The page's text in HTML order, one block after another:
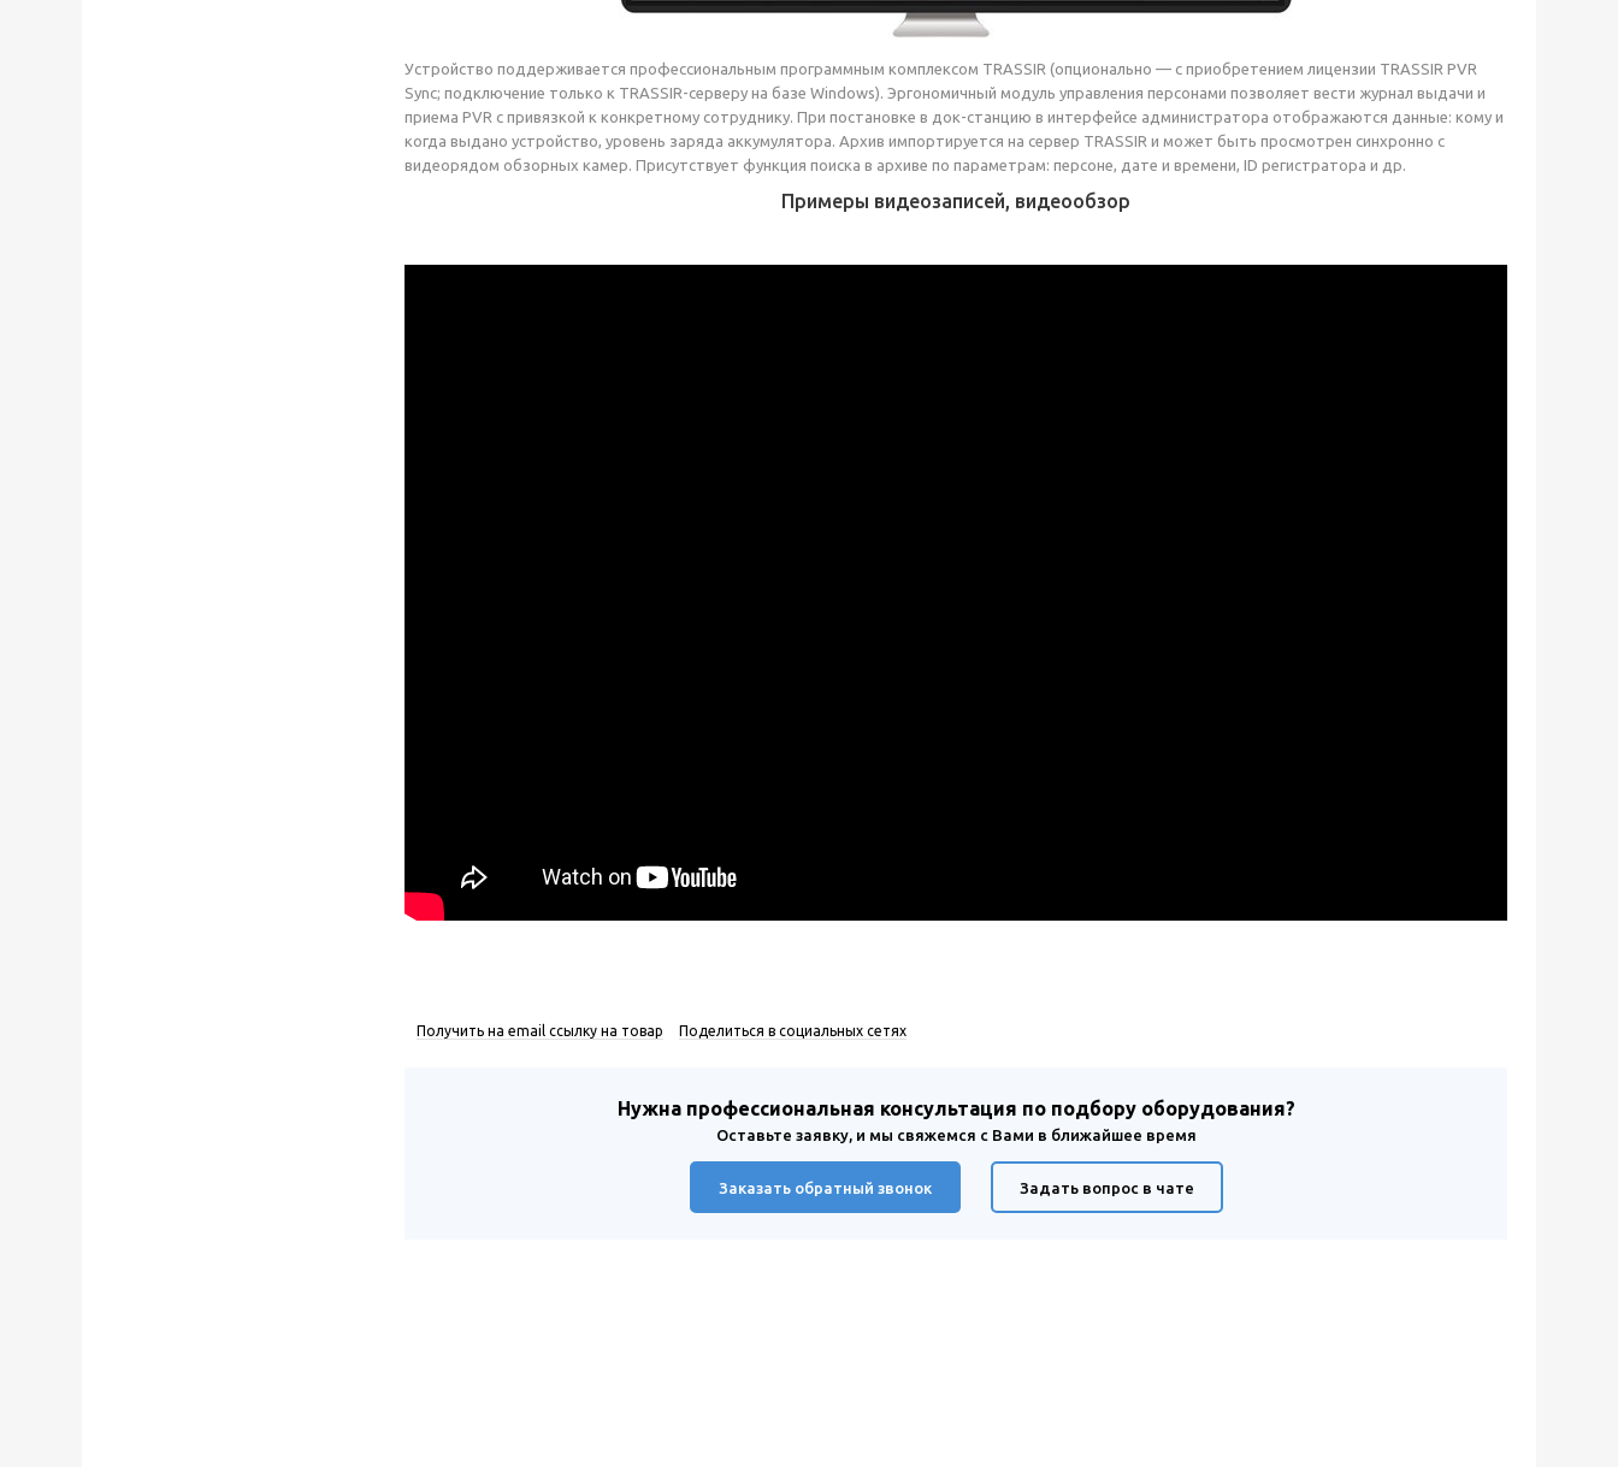
Устройство поддерживается профессиональным программным комплексом TRASSIR (опционально — с приобретением лицензии TRASSIR PVR
Sync; подключение только к TRASSIR-серверу на базе Windows). Эргономичный модуль управления персонами позволяет вести журнал выдачи и
приема PVR с привязкой к конкретному сотруднику. При постановке в док-станцию в интерфейсе администратора отображаются данные: кому и
когда выдано устройство, уровень заряда аккумулятора. Архив импортируется на сервер TRASSIR и может быть просмотрен синхронно с
видеорядом обзорных камер. Присутствует функция поиска в архиве по параметрам: персоне, дате и времени, ID регистратора и др.
Примеры видеозаписей, видеообзор
Получить на email ссылку на товар Поделиться в социальных сетях
Нужна профессиональная консультация по подбору оборудования?
Оставьте заявку, и мы свяжемся с Вами в ближайшее время
Заказать обратный звонок Задать вопрос в чате